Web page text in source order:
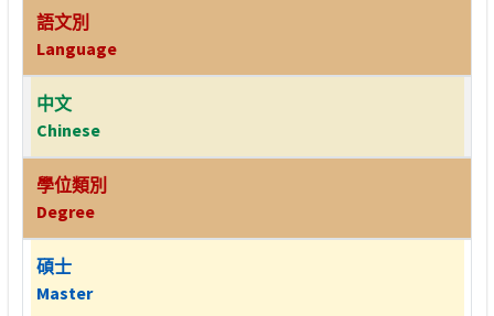
語文別
Language
中文
Chinese
學位類別
Degree
碩士
Master